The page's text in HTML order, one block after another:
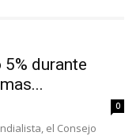
durante
0
el Consejo